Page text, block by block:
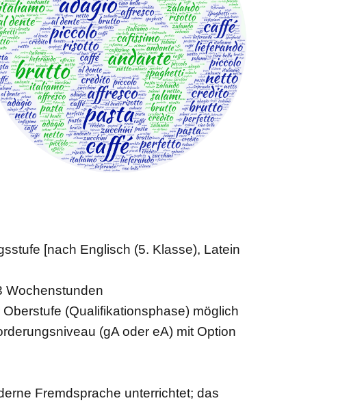
[nach Englisch (5. Klasse), Latein
Wochenstunden
(Qualifikationsphase) möglich
(gA oder eA) mit Option
Fremdsprache unterrichtet; das